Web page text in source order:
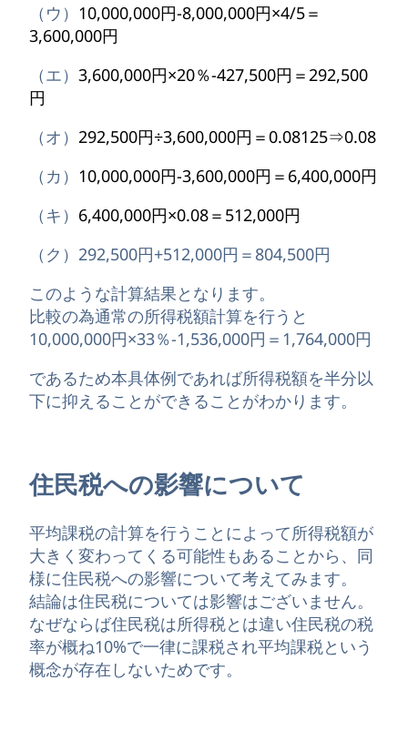
（ウ） 10,000,000円-8,000,000円×4/5＝
3,600,000円
（エ） 3,600,000円×20％-427,500円＝292,500
円
（オ） 292,500円÷3,600,000円＝0.08125⇒0.08
（カ） 10,000,000円-3,600,000円＝6,400,000円
（キ） 6,400,000円×0.08＝512,000円
（ク）292,500円+512,000円＝804,500円
このような計算結果となります。
比較の為通常の所得税額計算を行うと
10,000,000円×33％-1,536,000円＝1,764,000円
であるため本具体例であれば所得税額を半分以
下に抑えることができることがわかります。
住民税への影響について
平均課税の計算を行うことによって所得税額が
大きく変わってくる可能性もあることから、同
様に住民税への影響について考えてみます。
結論は住民税については影響はございません。
なぜならば住民税は所得税とは違い住民税の税
率が概ね10%で一律に課税され平均課税という
概念が存在しないためです。